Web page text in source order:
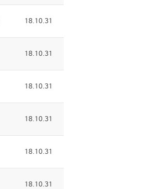
18.10.31
18.10.31
18.10.31
18.10.31
18.10.31
18.10.31